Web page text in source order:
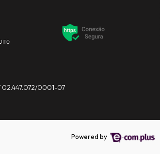
02.447.072/0001-07
Powered by